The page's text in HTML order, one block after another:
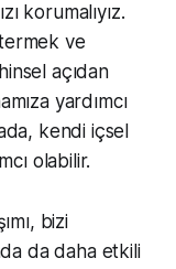
korumalıyız.
ve
açıdan
yardımcı
kendi içsel
olabilir.
bizi
da daha etkili